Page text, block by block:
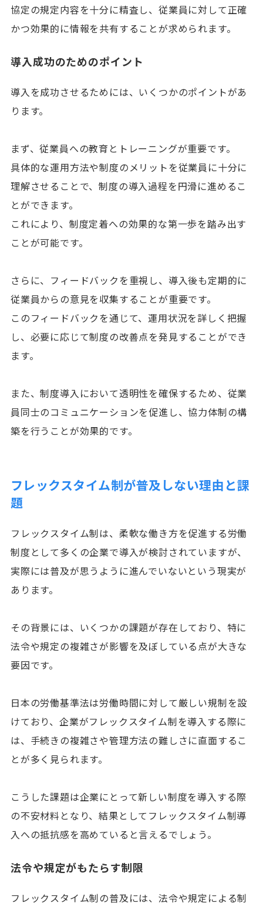
協定の規定内容を十分に精査し、従業員に対して正確
かつ効果的に情報を共有することが求められます。
導入成功のためのポイント
導入を成功させるためには、いくつかのポイントがあ
ります。
まず、従業員への教育とトレーニングが重要です。
具体的な運用方法や制度のメリットを従業員に十分に
理解させることで、制度の導入過程を円滑に進めるこ
とができます。
これにより、制度定着への効果的な第一歩を踏み出す
ことが可能です。
さらに、フィードバックを重視し、導入後も定期的に
従業員からの意見を収集することが重要です。
このフィードバックを通じて、運用状況を詳しく把握
し、必要に応じて制度の改善点を発見することができ
ます。
また、制度導入において透明性を確保するため、従業
員同士のコミュニケーションを促進し、協力体制の構
築を行うことが効果的です。
フレックスタイム制が普及しない理由と課
題
フレックスタイム制は、柔軟な働き方を促進する労働
制度として多くの企業で導入が検討されていますが、
実際には普及が思うように進んでいないという現実が
あります。
その背景には、いくつかの課題が存在しており、特に
法令や規定の複雑さが影響を及ぼしている点が大きな
要因です。
日本の労働基準法は労働時間に対して厳しい規制を設
けており、企業がフレックスタイム制を導入する際に
は、手続きの複雑さや管理方法の難しさに直面するこ
とが多く見られます。
こうした課題は企業にとって新しい制度を導入する際
の不安材料となり、結果としてフレックスタイム制導
入への抵抗感を高めていると言えるでしょう。
法令や規定がもたらす制限
フレックスタイム制の普及には、法令や規定による制